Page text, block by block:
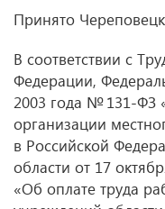
Принято
В соответствии с
Федерации,
2003 года № 131-ФЗ
организации
в Российской
области от 17
«Об оплате труда